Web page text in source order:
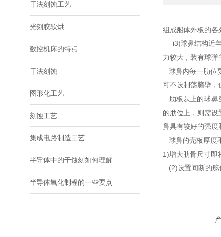
干法刻蚀工艺
光刻胶软烘
数控机床的特点
干法刻蚀
图形化工艺
刻蚀工艺
集成电路制造工艺
半导体中的干蚀刻如何理解
半导体氧化制程的一些要点
组成船体外板的各
i3)球鼻结构近年
力较大，装有球弹
球鼻内每一肋位
可不设制荡脑壁，
肋板以上的球鼻
的肋位上，则需
鼻具有较好的强度
球鼻的壳板厚度
1)增大肋骨尺寸即
(2)设置间断的舷